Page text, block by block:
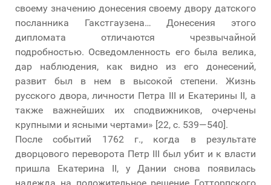
своему значению донесения своему двору датского
посланника Гакстгаузена… Донесения этого
дипломата отличаются чрезвычайной
подробностью. Осведомленность его была велика,
дар наблюдения, как видно из его донесений,
развит был в нем в высокой степени. Жизнь
русского двора, личности Петра III и Екатерины II, а
также важнейших их сподвижников, очерчены
крупными и ясными чертами» [22, с. 539—540].
После событий 1762 г., когда в результате
дворцового переворота Петр III был убит и к власти
пришла Екатерина II, у Дании снова появилась